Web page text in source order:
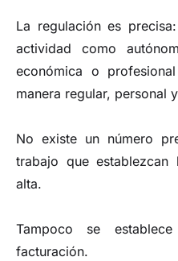
La regulación es
actividad como
económica o
manera regular, personal
No existe un número
trabajo que
alta.
Tampoco se
facturación.